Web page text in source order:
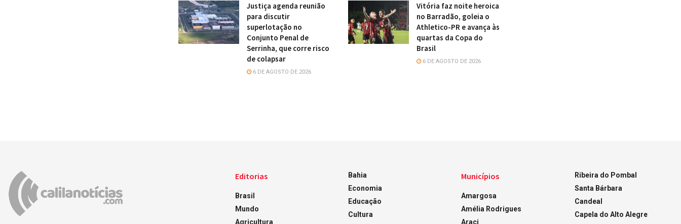
Justiça agenda reunião
para discutir
superlotação no
Conjunto Penal de
Serrinha, que corre risco
de colapsar
6 DE AGOSTO DE 2026
Vitória faz noite heroica
no Barradão, goleia o
Athletico-PR e avança às
quartas da Copa do
Brasil
6 DE AGOSTO DE 2026
Editorias
Brasil
Mundo
Agricultura
Bahia
Economia
Educação
Cultura
Municípios
Amargosa
Amélia Rodrigues
Araci
Ribeira do Pombal
Santa Bárbara
Candeal
Capela do Alto Alegre